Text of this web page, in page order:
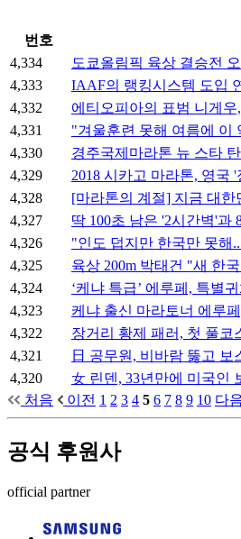
번호
4,334
도쿄올림픽 육상 결승전
4,333
IAAF의 랭킹시스템 도입
4,332
에티오피아의 표범 니게
4,331
"겨울훈련 못해 여름에 이
4,330
경주국제마라톤 뉴 스타
4,329
2018 시카고 마라톤, 영국
4,328
[마라톤의 계절] 지금 대한
4,327
딱 100초 남은 '2시간벽'과
4,326
"인도 덥지만 한국만 못해
4,325
육상 200m 박태건 "새 한
4,324
‘케냐 특급’ 에루페, 특별
4,323
케냐 출신 마라토너 에루
4,322
장거리 황제 패러, 첫 풀코
4,321
日 공무원, 비바람 뚫고 보
4,320
女 린덴, 33년만에 미국인
처음
이전 1 2 3 4 5 6 7 8 9 10 다
공식 후원사
official partner